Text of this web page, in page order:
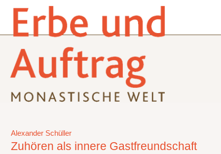
Alexander Schüller
Zuhören als innere Gastfreundschaft